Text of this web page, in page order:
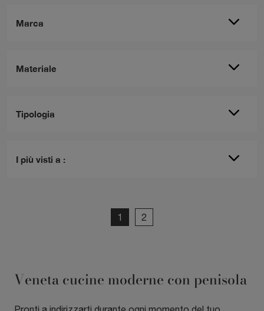
Marca
Materiale
Tipologia
I più visti a :
1 2
Veneta cucine moderne con penisola